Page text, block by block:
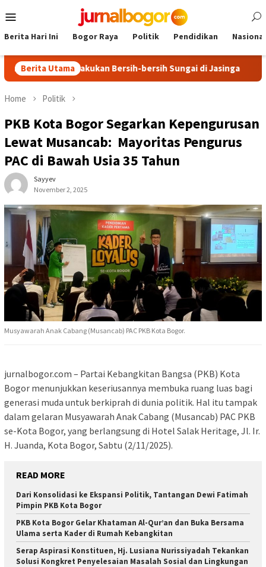
to
Menu
Berita Hari Ini Bogor Raya Politik Pendidikan Nasional
Berita Utama
Lakukan Bersih-bersih Sungai di Jasinga
Home Politik
PKB Kota Bogor Segarkan Kepengurusan
Lewat Musancab: Mayoritas Pengurus
PAC di Bawah Usia 35 Tahun
Sayyev
November 2, 2025
Musyawarah Anak Cabang (Musancab) PAC PKB Kota Bogor.
jurnalbogor.com – Partai Kebangkitan Bangsa (PKB) Kota
Bogor menunjukkan keseriusannya membuka ruang luas bagi
generasi muda untuk berkiprah di dunia politik. Hal itu tampak
dalam gelaran Musyawarah Anak Cabang (Musancab) PAC PKB
se-Kota Bogor, yang berlangsung di Hotel Salak Heritage, Jl. Ir.
H. Juanda, Kota Bogor, Sabtu (2/11/2025).
READ MORE
Dari Konsolidasi ke Ekspansi Politik, Tantangan Dewi Fatimah
Pimpin PKB Kota Bogor
PKB Kota Bogor Gelar Khataman Al-Qur’an dan Buka Bersama
Ulama serta Kader di Rumah Kebangkitan
Serap Aspirasi Konstituen, Hj. Lusiana Nurissiyadah Tekankan
Solusi Kongkret Penyelesaian Masalah Sosial dan Lingkungan